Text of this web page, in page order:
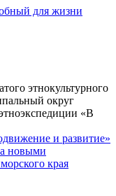
для жизни
этнокультурного
округ
«В
и развитие»
новыми
края